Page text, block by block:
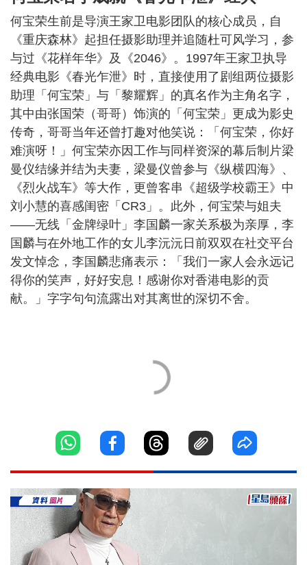
何宝荣生前是导演王家卫电影团队的核心成员，自
《重庆森林》起担任摄影助理并追随杜可风学习，参
与过《花样年华》及《2046》。1997年王家卫执导
经典电影《春光乍泄》时，直接使用了剧组两位摄影
助理「何宝荣」与「黎耀辉」的真名作为主角名字，
其中由张国荣（哥哥）饰演的「何宝荣」更成为影史
传奇，哥哥当年还曾打趣对他笑说：「何宝荣，你好
难演呀！」何宝荣亦因工作与同样资深的幕后制片梁
曼仪结缘并结为夫妻，梁曼仪曾参与《纵横四海》、
《烈火战车》等大作，更曾客串《超级学校霸王》中
刘小慧的喜感闺密「CR3」。此外，何宝荣与姐夫
——无线「金牌绿叶」李国麟一家关系极为亲厚，李
国麟与在外地工作的女儿李沅沅日前双双在社交平台
发文悼念，李国麟悲痛表示：「我们一家人会永远记
得你的笑声，好好安息！感谢你对香港电影的贡
献。」字字句句流露出对其离世的深切不舍。